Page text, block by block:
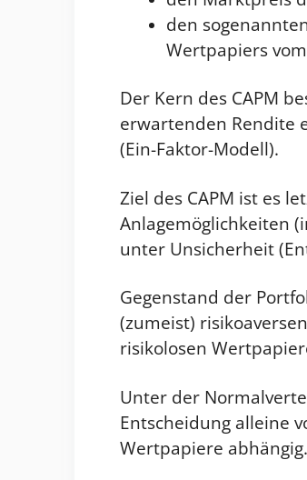
den
Wertpapiers
Der Kern des CAPM
erwartenden Rendite
(Ein-Faktor-Modell).
Ziel des CAPM ist es
Anlagemöglichkeiten
unter Unsicherheit
Gegenstand der
(zumeist)
risikolosen
Unter der
Entscheidung alleine
Wertpapiere abhängig.